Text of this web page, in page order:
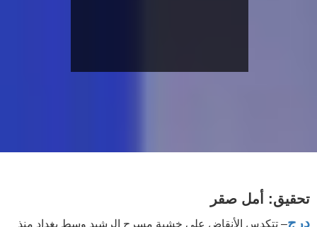
تحقيق: أمل صقر
درج– تتكدس الأنقاض على خشبة مسرح الرشيد وسط بغداد منذ